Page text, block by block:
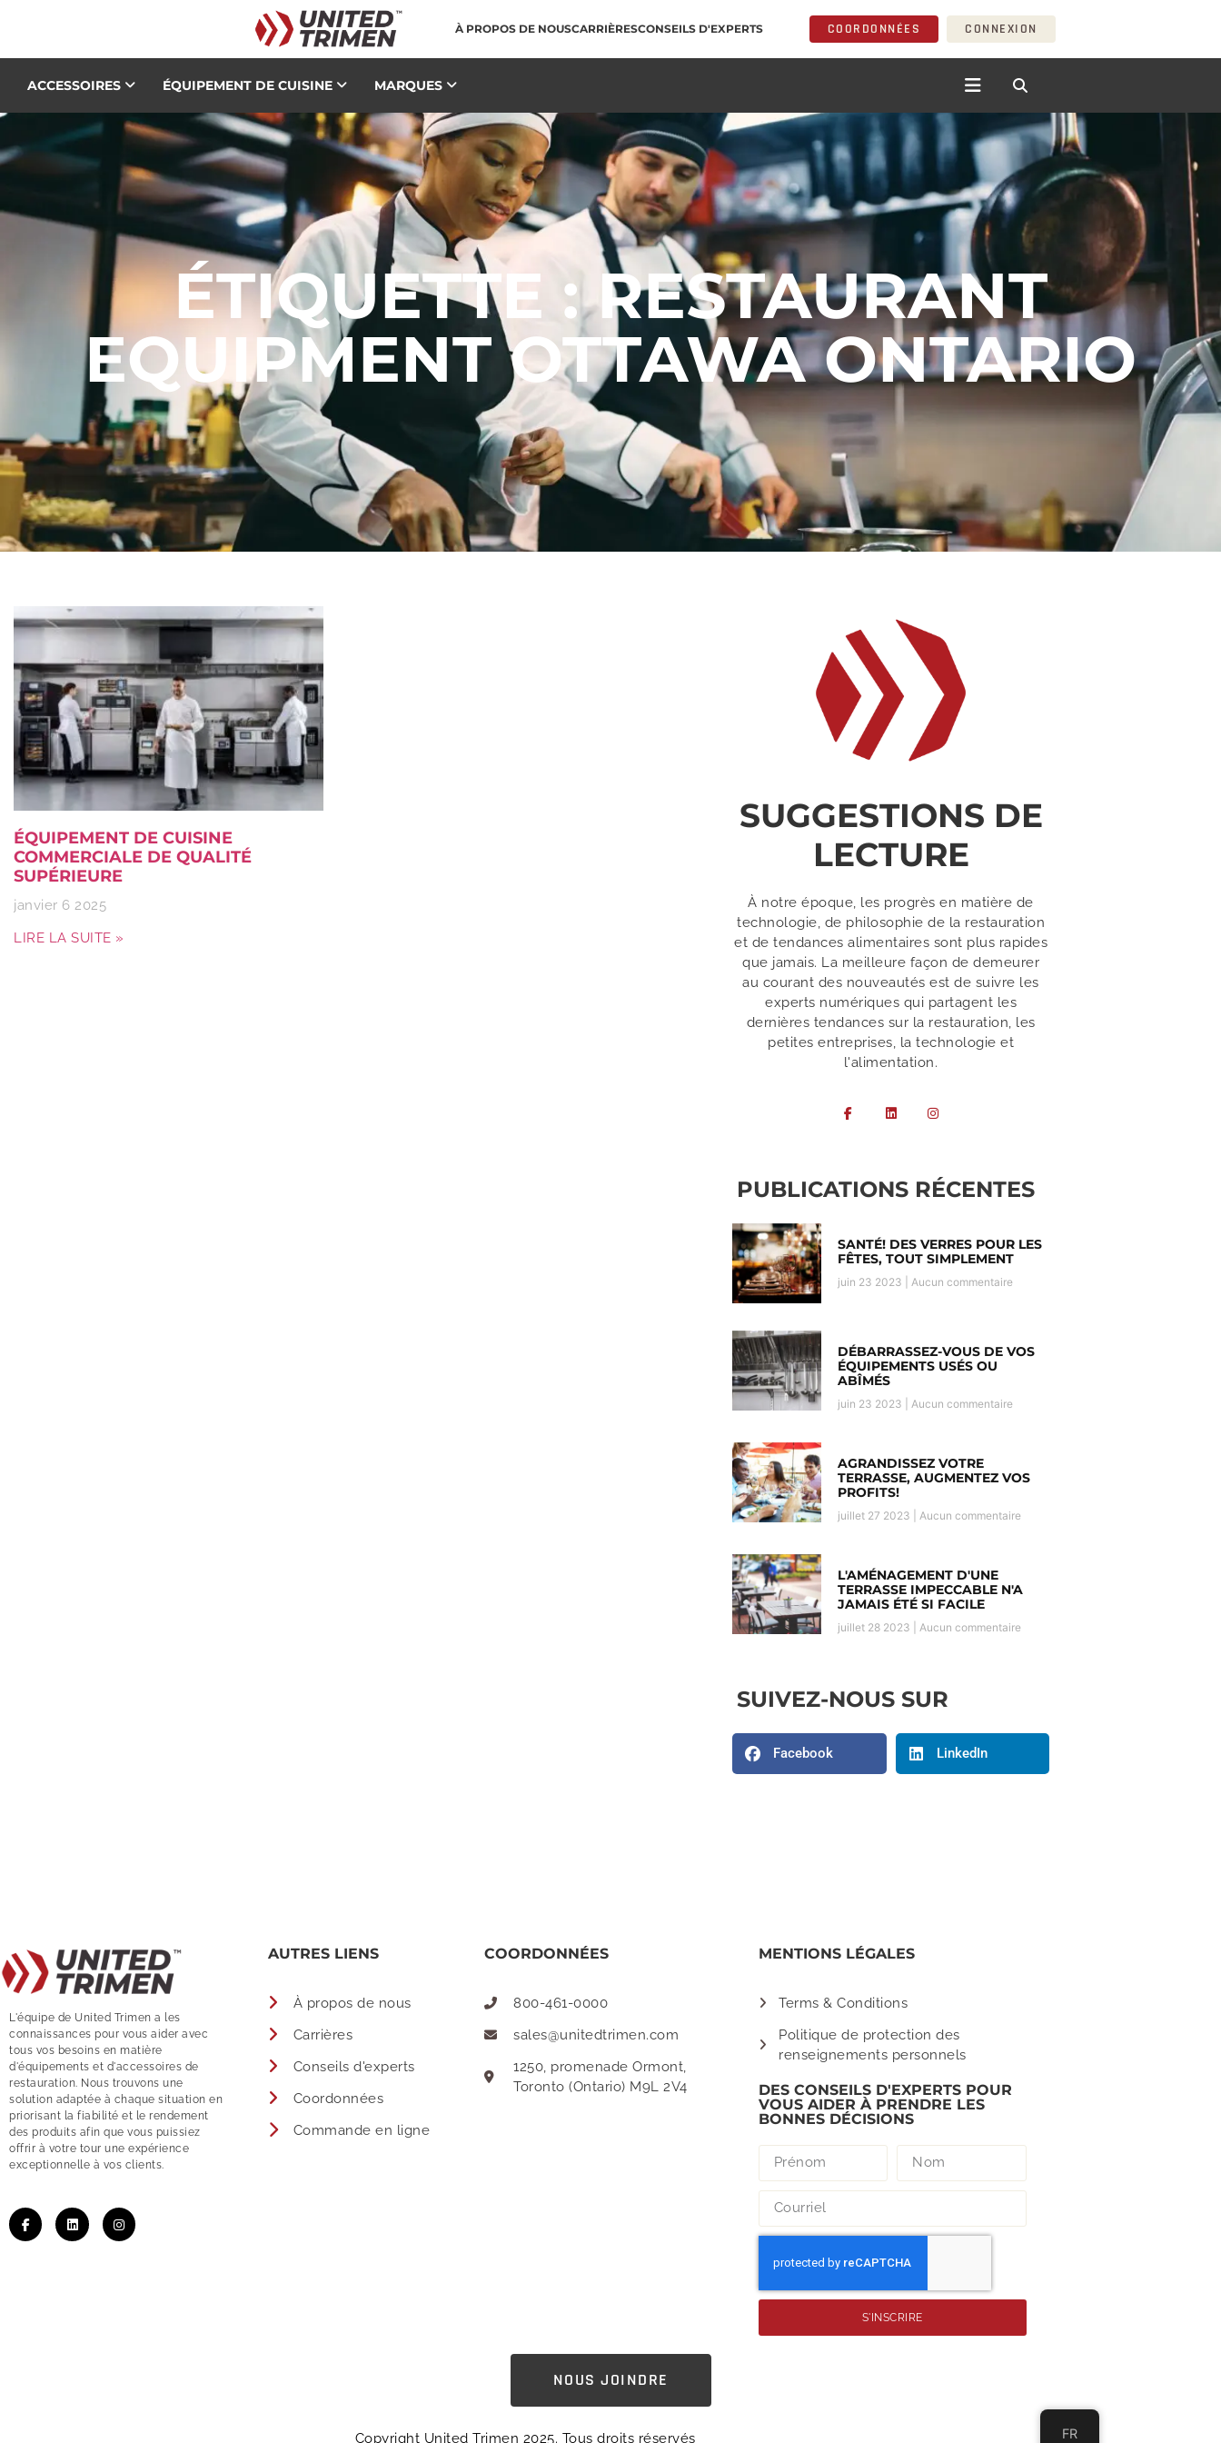
À PROPOS DE NOUSCARRIÈRESCONSEILS D'EXPERTS COORDONNÉES CONNEXION
ACCESSOIRES ÉQUIPEMENT DE CUISINE MARQUES
ÉTIQUETTE : RESTAURANT
EQUIPMENT OTTAWA ONTARIO
ÉQUIPEMENT DE CUISINE
COMMERCIALE DE QUALITÉ
SUPÉRIEURE
janvier 6 2025
LIRE LA SUITE »
SUGGESTIONS DE
LECTURE
À notre époque, les progrès en matière de
technologie, de philosophie de la restauration
et de tendances alimentaires sont plus rapides
que jamais. La meilleure façon de demeurer
au courant des nouveautés est de suivre les
experts numériques qui partagent les
dernières tendances sur la restauration, les
petites entreprises, la technologie et
l'alimentation.
PUBLICATIONS RÉCENTES
SANTÉ! DES VERRES POUR LES
FÊTES, TOUT SIMPLEMENT
juin 23 2023 Aucun commentaire
DÉBARRASSEZ-VOUS DE VOS
ÉQUIPEMENTS USÉS OU
ABÎMÉS
juin 23 2023 Aucun commentaire
AGRANDISSEZ VOTRE
TERRASSE, AUGMENTEZ VOS
PROFITS!
juillet 27 2023 Aucun commentaire
L'AMÉNAGEMENT D'UNE
TERRASSE IMPECCABLE N'A
JAMAIS ÉTÉ SI FACILE
juillet 28 2023 Aucun commentaire
SUIVEZ-NOUS SUR
Facebook LinkedIn
L'équipe de United Trimen a les
connaissances pour vous aider avec
tous vos besoins en matière
d'équipements et d'accessoires de
restauration. Nous trouvons une
solution adaptée à chaque situation en
priorisant la fiabilité et le rendement
des produits afin que vous puissiez
offrir à votre tour une expérience
exceptionnelle à vos clients.
AUTRES LIENS
À propos de nous
Carrières
Conseils d'experts
Coordonnées
Commande en ligne
COORDONNÉES
800-461-0000
sales@unitedtrimen.com
1250, promenade Ormont,
Toronto (Ontario) M9L 2V4
MENTIONS LÉGALES
Terms & Conditions
Politique de protection des
renseignements personnels
DES CONSEILS D'EXPERTS POUR
VOUS AIDER À PRENDRE LES
BONNES DÉCISIONS
S'INSCRIRE
NOUS JOINDRE
Copyright United Trimen 2025. Tous droits réservés FR